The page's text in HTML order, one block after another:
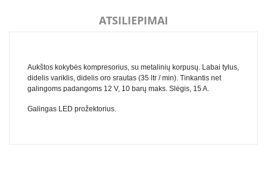
ATSILIEPIMAI
Aukštos kokybės kompresorius, su metalinių korpusų. Labai tylus,
didelis variklis, didelis oro srautas (35 ltr / min). Tinkantis net
galingoms padangoms 12 V, 10 barų maks. Slėgis, 15 A.
Galingas LED prožektorius.